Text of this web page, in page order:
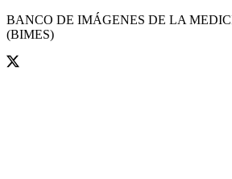
BANCO DE IMÁGENES DE LA
(BIMES)